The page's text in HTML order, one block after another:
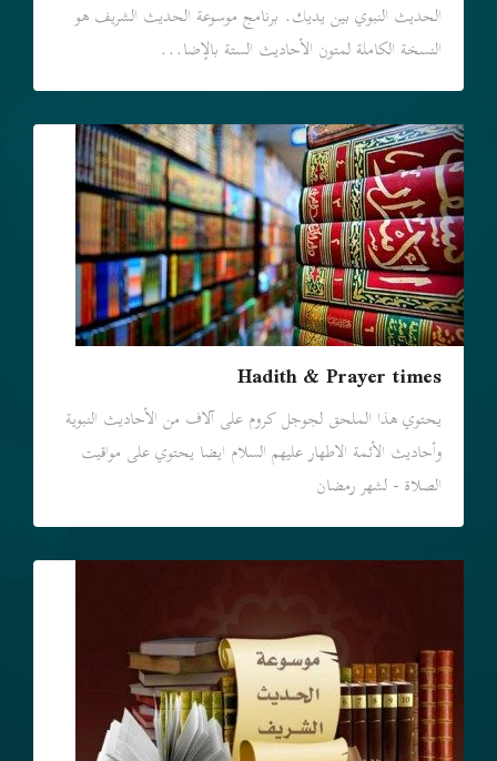
الحديث النبوي بين يديك. برنامج موسوعة الحديث الشريف هو
النسخة الكاملة لمتون الأحاديث الستة بالإضا...
Hadith & Prayer times
يحتوي هذا الملحق لجوجل كروم علی آلاف من الأحاديث النبوية
وأحاديث الأئمة الاطهار عليهم السلام ايضا یحتوي علی مواقيت
الصلاة - لشهر رمضان